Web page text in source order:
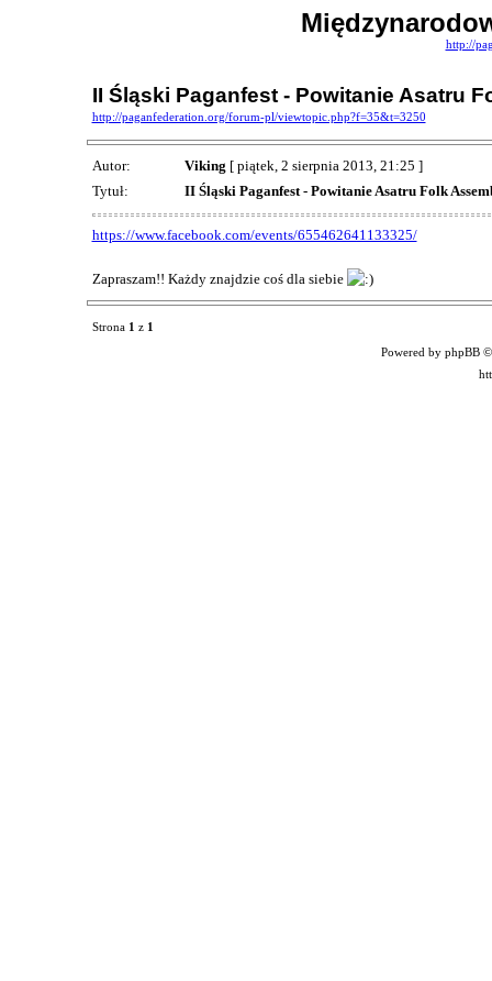
http://
II Śląski Paganfest - Powitanie Asatru
http://paganfederation.org/forum-pl/viewtopic.php?f=35&t=3250
Autor: Viking [ piątek, 2 sierpnia 2013, 21:25 ]
Tytuł:
II Śląski Paganfest - Powitanie Asatru Folk
https://www.facebook.com/events/655462641133325/
Zapraszam!! Każdy znajdzie coś dla siebie
Strona 1 z 1
Powered by phpBB